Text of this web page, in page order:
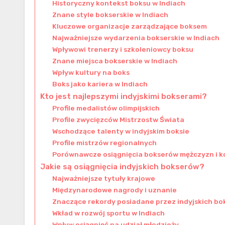
Historyczny kontekst boksu w Indiach
Znane style bokserskie w Indiach
Kluczowe organizacje zarządzające boksem
Najważniejsze wydarzenia bokserskie w Indiach
Wpływowi trenerzy i szkoleniowcy boksu
Znane miejsca bokserskie w Indiach
Wpływ kultury na boks
Boks jako kariera w Indiach
Kto jest najlepszymi indyjskimi bokserami?
Profile medalistów olimpijskich
Profile zwycięzców Mistrzostw Świata
Wschodzące talenty w indyjskim boksie
Profile mistrzów regionalnych
Porównawcze osiągnięcia bokserów mężczyzn i
Jakie są osiągnięcia indyjskich bokserów?
Najważniejsze tytuły krajowe
Międzynarodowe nagrody i uznanie
Znaczące rekordy posiadane przez indyjskich
Wkład w rozwój sportu w Indiach